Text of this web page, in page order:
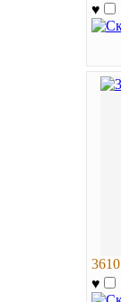
♥
3610
♥